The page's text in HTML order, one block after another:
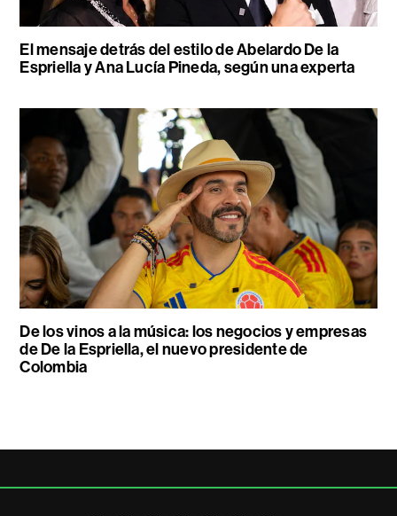
El mensaje detrás del estilo de Abelardo De la
Espriella y Ana Lucía Pineda, según una experta
De los vinos a la música: los negocios y empresas
de De la Espriella, el nuevo presidente de
Colombia